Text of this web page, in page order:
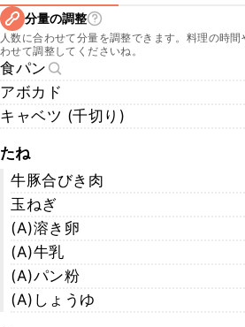
分量の調整
人数に合わせて分量を調整できます。料理の時
わせて調整してくださいね。
食パン
アボカド
キャベツ (千切り)
たね
牛豚合びき肉
玉ねぎ
(A)溶き卵
(A)牛乳
(A)パン粉
(A)しょうゆ